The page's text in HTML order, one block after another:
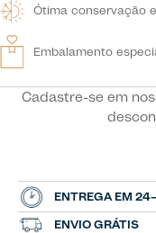
Ótima conservação
Embalamento
Cadastre-se em
ENTREGA EM
ENVIO GRÁTIS